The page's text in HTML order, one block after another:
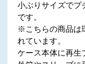
小ぶりサイズでプ
です。
※こちらの商品は
れています。
ケース本体に再生